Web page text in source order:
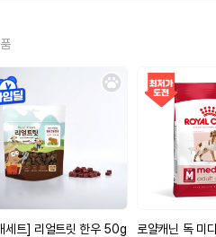
세트] 리얼트릿 한우 50g
로얄캐닌 독 미